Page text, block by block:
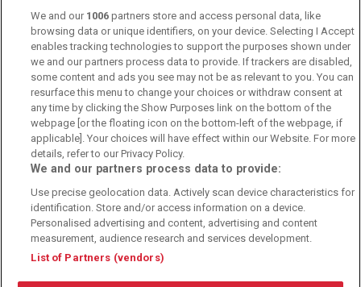
Sportwetten Angebote sind nur für Volljährige verfügbar. Es gelten
immer die AGB auf den jeweiligen Webseiten der Buchmacher.
Wetten kann Spaß, aber auch süchtig machen!
Suchtrisiken, Glücksspiel kann süchtig machen - Hilfe finden Sie auf
buwei.de
Alle Anbieter auf dieser Webseite sind offiziell in Deutschlandlizenziert
werden von derGemeinsamen Glücksspielbehörde der Länderreguliert
We and our 1006 partners store and access personal data, like
browsing data or unique identifiers, on your device. Selecting I Accept
enables tracking technologies to support the purposes shown under
we and our partners process data to provide. If trackers are disabled,
some content and ads you see may not be as relevant to you. You can
resurface this menu to change your choices or withdraw consent at
any time by clicking the Show Purposes link on the bottom of the
webpage [or the floating icon on the bottom-left of the webpage, if
applicable]. Your choices will have effect within our Website. For more
details, refer to our Privacy Policy.
We and our partners process data to provide:
Use precise geolocation data. Actively scan device characteristics for
identification. Store and/or access information on a device.
Personalised advertising and content, advertising and content
measurement, audience research and services development.
List of Partners (vendors)